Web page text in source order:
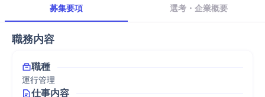
募集要項 選考・企業概要
職務内容
職種
運行管理
仕事内容